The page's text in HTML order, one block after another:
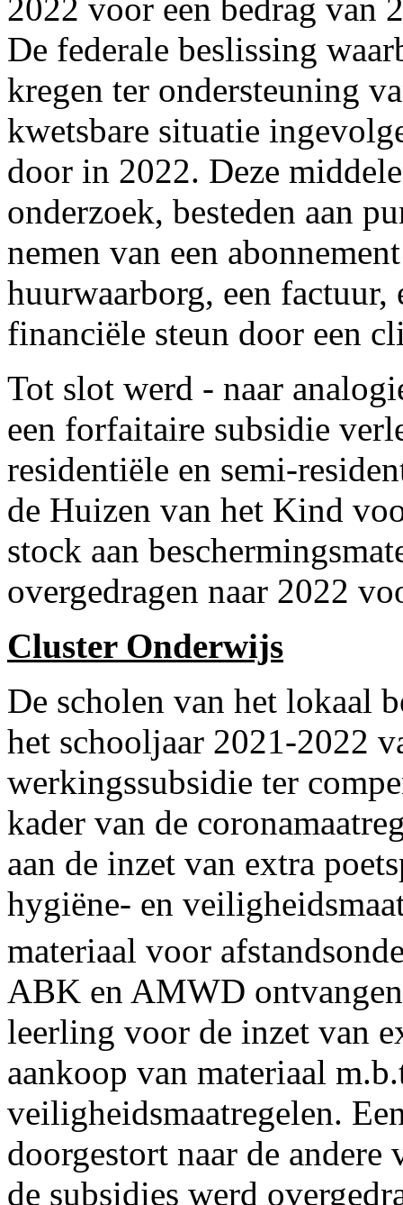
2022 voor een bedrag van
De federale beslissing
kregen ter ondersteuning
kwetsbare situatie
door in 2022. Deze
onderzoek, besteden aan
nemen van een
huurwaarborg, een factuur,
financiële steun door een
Tot slot werd - naar
een forfaitaire subsidie
residentiële en semi-
de Huizen van het Kind
stock aan
overgedragen naar 2022
Cluster Onderwijs
De scholen van het lokaal
het schooljaar 2021-2022
werkingssubsidie ter
kader van de
aan de inzet van extra
hygiëne- en
materiaal voor
ABK en AMWD
leerling voor de inzet van
aankoop van materiaal
veiligheidsmaatregelen.
doorgestort naar de
de subsidies werd